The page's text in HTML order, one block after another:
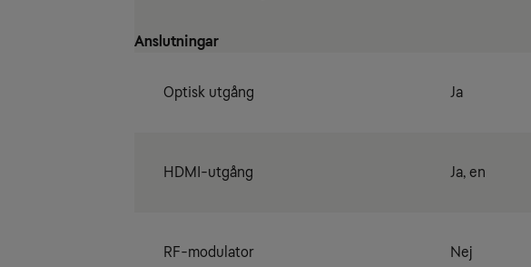
Anslutningar
Optisk utgång Ja
HDMI-utgång Ja, en
RF-modulator Nej